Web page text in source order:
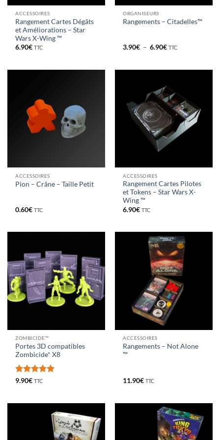
ACCESSOIRES
Rangement Cartes Dégâts
et Améliorations – Star
Wars X-Wing ™
6.90€ TTC
ORGANISEURS
Rangements – Citadelles™
3.90€ – 6.90€Plage
à
TTC
ACCESSOIRES
Pion – Crâne – Taille Petit
0.60€ TTC
ACCESSOIRES
Rangement Cartes Pilotes
et Tokens – Star Wars X-
Wing ™
6.90€ TTC
ZOMBICIDE™
Portes 3D compatibles
Zombicide* X8
Note5sur
9.90€ TTC
ACCESSOIRES
Rangements – Not Alone
™
11.90€ TTC